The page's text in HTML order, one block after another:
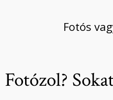
Fotós
Fotózol?